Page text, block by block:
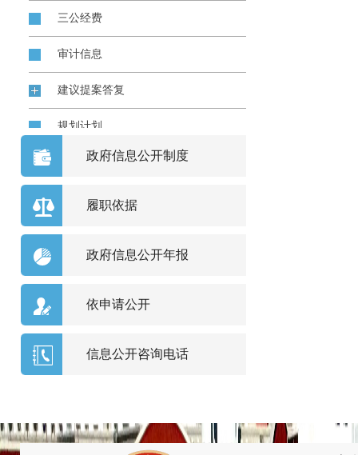
三公经费
审计信息
建议提案答复
规划计划
人事信息
公共服务
优化服务
国土资源、能源
环境保护
政府信息公开制度
履职依据
政府信息公开年报
依申请公开
信息公开咨询电话